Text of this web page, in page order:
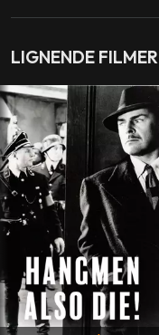
USA
SPRÅK
Engelsk
LIGNENDE FILMER